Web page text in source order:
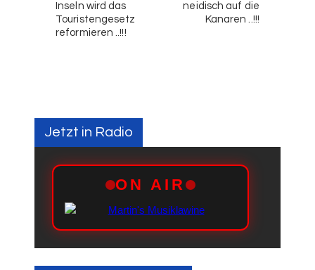
Inseln wird das
Touristengesetz
reformieren ..!!!
neidisch auf die
Kanaren ..!!!
Jetzt in Radio